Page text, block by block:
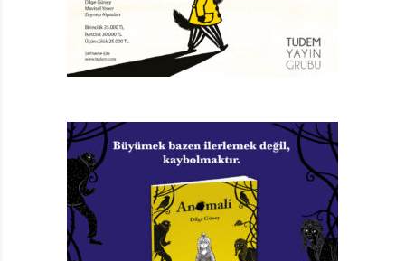
okuduğunu anlamayan çocuk o sayfalardaki muzırlığı
da zaten anlayamaz.
konularını işleyen eserler olduğunu görüyoruz.
Dayatılmış cinsiyetçi kalıpların ötesinde, eşitlik ve
özgürlük temelinde, başka varoluş ve birlikte yaşam
biçimlerinin olduğunu göstermek “müstehcenlik” mi
gerçekten?